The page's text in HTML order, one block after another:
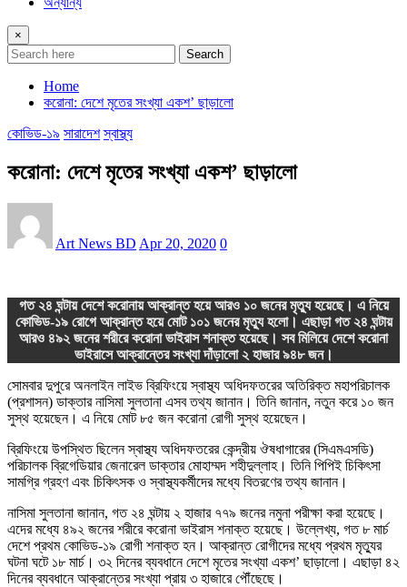
×
Search
Home
করোনা: দেশে মৃতের সংখ্যা একশ’ ছাড়ালো
কোভিড-১৯ সারাদেশ স্বাস্থ্য
করোনা: দেশে মৃতের সংখ্যা একশ’ ছাড়ালো
Art News BD Apr 20, 2020 0
গত ২৪ ঘন্টায় দেশে করোনায় আক্রান্ত হয়ে আরও ১০ জনের মৃত্যু হয়েছে। এ নিয়ে
কোভিড-১৯ রোগে আক্রান্ত হয়ে মোট ১০১ জনের মৃত্যু হলো। এছাড়া গত ২৪ ঘন্টায়
আরও ৪৯২ জনের শরীরে করোনা ভাইরাস শনাক্ত হয়েছে। সব মিলিয়ে দেশে করোনা
ভাইরাসে আক্রান্তের সংখ্যা দাঁড়ালো ২ হাজার ৯৪৮ জন।
সোমবার দুপুরে অনলাইন লাইভ ব্রিফিংয়ে স্বাস্থ্য অধিদফতরের অতিরিক্ত মহাপরিচালক
(প্রশাসন) ডাক্তার নাসিমা সুলতানা এসব তথ্য জানান। তিনি জানান, নতুন করে ১০ জন
সুস্থ হয়েছেন। এ নিয়ে মোট ৮৫ জন করোনা রোগী সুস্থ হয়েছেন।
ব্রিফিংয়ে উপস্থিত ছিলেন স্বাস্থ্য অধিদফতরের কেন্দ্রীয় ঔষধাগারের (সিএমএসডি)
পরিচালক ব্রিগেডিয়ার জেনারেল ডাক্তার মোহাম্মদ শহীদুল্লাহ। তিনি পিপিই চিকিৎসা
সামগ্রি গ্রহণ এবং চিকিৎসক ও স্বাস্থ্যকর্মীদের মধ্যে বিতরণের তথ্য জানান।
নাসিমা সুলতানা জানান, গত ২৪ ঘন্টায় ২ হাজার ৭৭৯ জনের নমুনা পরীক্ষা করা হয়েছে।
এদের মধ্যে ৪৯২ জনের শরীরে করোনা ভাইরাস শনাক্ত হয়েছে। উল্লেখ্য, গত ৮ মার্চ
দেশে প্রথম কোভিড-১৯ রোগী শনাক্ত হন। আক্রান্ত রোগীদের মধ্যে প্রথম মৃত্যুর
ঘটনা ঘটে ১৮ মার্চ। ৩২ দিনের ব্যবধানে দেশে মৃতের সংখ্যা একশ’ ছাড়ালো। এছাড়া ৪২
দিনের ব্যবধানে আক্রান্তের সংখ্যা প্রায় ৩ হাজারে পৌঁছেছে।